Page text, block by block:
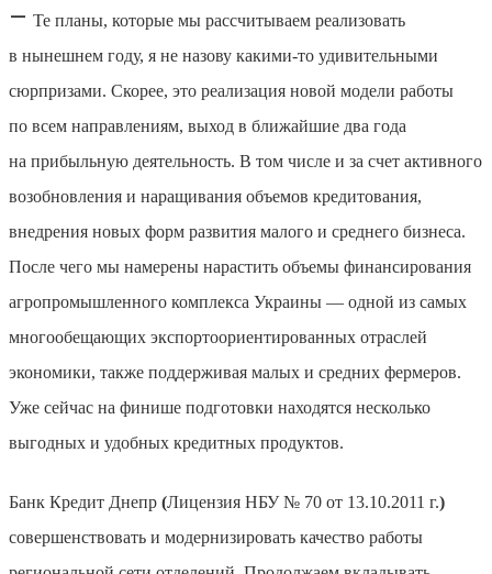
— Те планы, которые мы рассчитываем реализовать
в нынешнем году, я не назову какими-то удивительными
сюрпризами. Скорее, это реализация новой модели работы
по всем направлениям, выход в ближайшие два года
на прибыльную деятельность. В том числе и за счет активного
возобновления и наращивания объемов кредитования,
внедрения новых форм развития малого и среднего бизнеса.
После чего мы намерены нарастить объемы финансирования
агропромышленного комплекса Украины — одной из самых
многообещающих экспортоориентированных отраслей
экономики, также поддерживая малых и средних фермеров.
Уже сейчас на финише подготовки находятся несколько
выгодных и удобных кредитных продуктов.
Банк Кредит Днепр (Лицензия НБУ № 70 от 13.10.2011 г.)
совершенствовать и модернизировать качество работы